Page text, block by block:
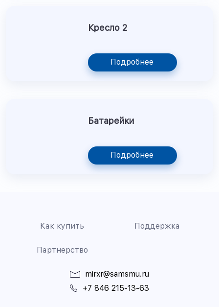
Кресло 2
Подробнее
Батарейки
Подробнее
Как купить Поддержка
Партнерство
mirxr@samsmu.ru
+7 846 215-13-63